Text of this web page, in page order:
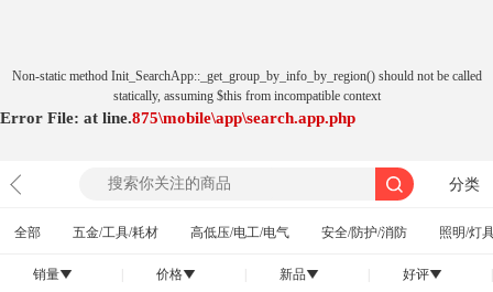
Non-static method Init_SearchApp::_get_group_by_info_by_region() should not be called
statically, assuming $this from incompatible context
Error File: \mobile\app\search.app.php
at 875
line.
分类
全部 五金/工具/耗材 高低压/电工/电气 安全/防护/消防 照明/灯
销量󰄢 价格󰄢 新品󰄢 好评󰄢